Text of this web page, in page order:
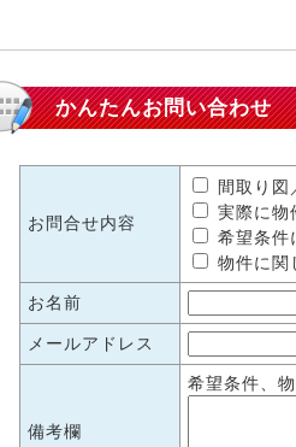
かんたんお問い合わせ
お問合せ内容
間取り図
実際に物
希望条件
物件に関
お名前
メールアドレス
備考欄
希望条件、